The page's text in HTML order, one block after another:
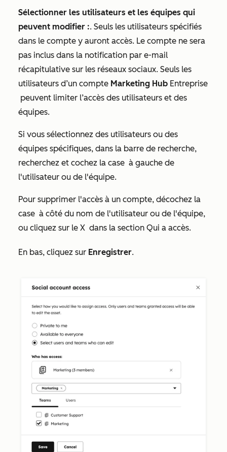
Sélectionner les utilisateurs et les équipes qui
peuvent modifier :. Seuls les utilisateurs spécifiés
dans le compte y auront accès. Le compte ne sera
pas inclus dans la notification par e-mail
récapitulative sur les réseaux sociaux. Seuls les
utilisateurs d’un compte Marketing Hub Entreprise
peuvent limiter l’accès des utilisateurs et des
équipes.
Si vous sélectionnez des utilisateurs ou des
équipes spécifiques, dans la barre de recherche,
recherchez et cochez la case à gauche de
l'utilisateur ou de l'équipe.
Pour supprimer l'accès à un compte, décochez la
case à côté du nom de l'utilisateur ou de l'équipe,
ou cliquez sur le X dans la section Qui a accès.
En bas, cliquez sur Enregistrer.